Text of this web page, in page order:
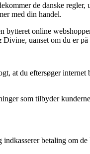
de danske regler,
med din handel.
online
uanset om du er
at du eftersøger internet
som tilbyder
betaling om